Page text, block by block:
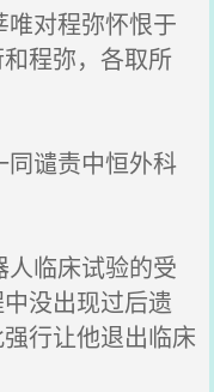
对程弥怀恨于
程弥，各取所
谴责中恒外科
临床试验的受
没出现过后遗
行让他退出临床